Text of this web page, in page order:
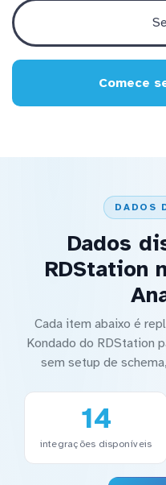
Comece
DADOS
Dados
RDStation
Cada item abaixo é
Kondado do RDStation
sem setup de
14
integrações disponíveis